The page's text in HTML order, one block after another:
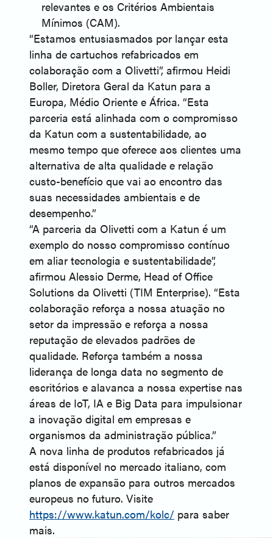
relevantes e os Critérios Ambientais
Mínimos (CAM).
“Estamos entusiasmados por lançar esta
linha de cartuchos refabricados em
colaboração com a Olivetti”, afirmou Heidi
Boller, Diretora Geral da Katun para a
Europa, Médio Oriente e África. “Esta
parceria está alinhada com o compromisso
da Katun com a sustentabilidade, ao
mesmo tempo que oferece aos clientes uma
alternativa de alta qualidade e relação
custo-benefício que vai ao encontro das
suas necessidades ambientais e de
desempenho.”
“A parceria da Olivetti com a Katun é um
exemplo do nosso compromisso contínuo
em aliar tecnologia e sustentabilidade”,
afirmou Alessio Derme, Head of Office
Solutions da Olivetti (TIM Enterprise). “Esta
colaboração reforça a nossa atuação no
setor da impressão e reforça a nossa
reputação de elevados padrões de
qualidade. Reforça também a nossa
liderança de longa data no segmento de
escritórios e alavanca a nossa expertise nas
áreas de IoT, IA e Big Data para impulsionar
a inovação digital em empresas e
organismos da administração pública.”
A nova linha de produtos refabricados já
está disponível no mercado italiano, com
planos de expansão para outros mercados
europeus no futuro. Visite
https://www.katun.com/kolc/ para saber
mais.